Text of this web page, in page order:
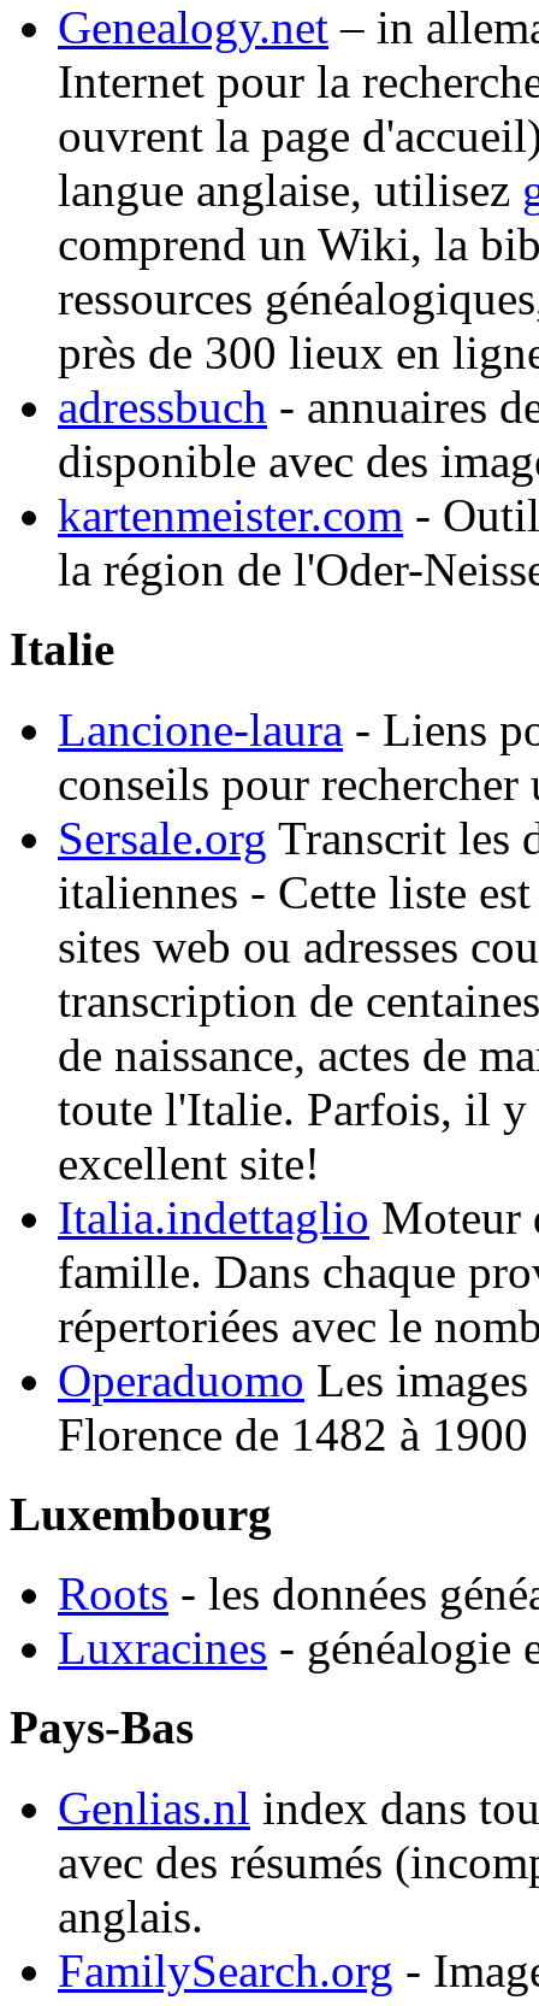
Genealogy.net – in
Internet pour la
ouvrent la page
langue anglaise, utilisez
comprend un Wiki, la
ressources
près de 300 lieux en
adressbuch - annuaires
disponible avec des
kartenmeister.com -
la région de l'Oder-
Italie
Lancione-laura - Liens
conseils pour
Sersale.org Transcrit les
italiennes - Cette liste
sites web ou adresses
transcription de
de naissance, actes de
toute l'Italie. Parfois, il y
excellent site!
Italia.indettaglio Moteur
famille. Dans chaque
répertoriées avec le
Operaduomo Les
Florence de 1482 à
Luxembourg
Roots - les données
Luxracines - généalogie
Pays-Bas
Genlias.nl index dans
avec des résumés
anglais.
FamilySearch.org -